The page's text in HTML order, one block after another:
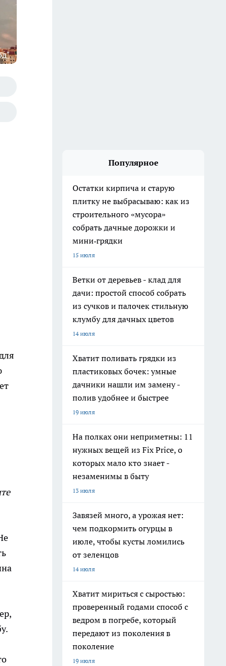
Популярное
Остатки кирпича и старую
плитку не выбрасываю: как из
строительного «мусора»
собрать дачные дорожки и
мини‑грядки
15 июля
Ветки от деревьев - клад для
дачи: простой способ собрать
из сучков и палочек стильную
клумбу для дачных цветов
14 июля
Хватит поливать грядки из
пластиковых бочек: умные
дачники нашли им замену -
полив удобнее и быстрее
19 июля
На полках они неприметны: 11
нужных вещей из Fix Price, о
которых мало кто знает -
незаменимы в быту
13 июля
Завязей много, а урожая нет:
чем подкормить огурцы в
июле, чтобы кусты ломились
от зеленцов
14 июля
Хватит мириться с сыростью:
проверенный годами способ с
ведром в погребе, который
передают из поколения в
поколение
19 июля